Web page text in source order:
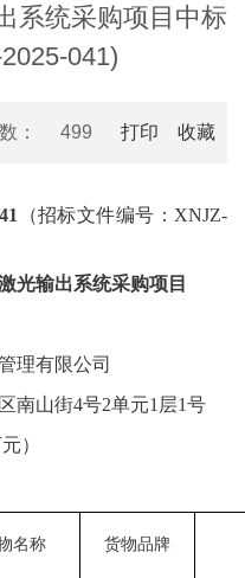
系统采购项目中标
041)
： 499 打印 收藏
（招标文件编号： XNJZ-
光输出系统采购项目
理有限公司
南山街4号2单元1层1号
）
名称 货物品牌